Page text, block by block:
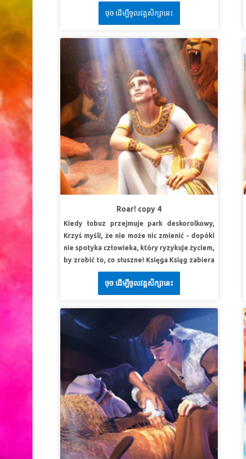
nam, syn jest nam dany i spocznie władza na jego
ramieniu, i nazwą go: Cudowny Doradca, Bóg
LEKCJA 3: DZIEL SIĘ BOŻYM DAREM
SuperPrawda:
Opowiem innym o Jezusie, darze
SuperWerset:
Tym zaś, którzy go przyjęli, dał
prawo stać się dziećmi Bożymi, tym, którzy
wierzą w imię Jego.Ew. Jana 1:12 (BW)
— wraz z mamą Krzysia, Martą — do Jerozolimy,
gdzie spotykają Marię i jej Syna, Jezusa. Bądź
świadkiem posłuszeństwa i cierpienia, które
doprowadziły Jezusa na krzyż, i potężnej mocy
Boga Ojca, który wskrzesił Go z martwych! Dzieci
uczą się, czym naprawdę jest miłość i
poświęcenie. Uwaga: Aby zachować zgodność z
Biblią, filmy w tym kursie przedstawiają cierpienie
i śmierć Jezusa na krzyżu. Pamiętaj, aby wcześniej
obejrzeć filmy, ponieważ ta scena może być zbyt
intensywna dla niektórych dzieci. Staraliśmy się
przedstawić tę historię w jak najbardziej dokładny
i delikatny sposób. Zwróć uwagę, że Skrócona
historia biblijna, film 4, nie jest tak intensywna.
LEKCJA 1: JEZUS ODPUSZCZA MOJE
GRZECHY
Jezus kocha mnie tak bardzo, że
poświęcił Swoje życie i przebaczył mi moje
grzechy.
SuperWerset:
„Albowiem tak Bóg umiłował
świat, że Syna swego jednorodzonego dał, aby
Ewangelia Jana 3:16 (BW)
LEKCJA 2: NIESAMOWITY BOŻY PLAN
SuperPrawda:
Jezus wypełnił Boży plan
zbawienia, umierając na krzyżu.
SuperWerset:„Przebodli ręce i nogi moje”.
LEKCJA 3: ŚWIĘTUJ
ZMARTWYCHWSTANIE
SuperPrawda:Będę świętować
zmartwychwstanie Jezusa i dzielić się Dobrą
Nowiną z innymi.
SuperWerset:„Żeby poznać Go i doznać mocy
zmartwychwstania Jego”.List do Filipian 3:10a
ចុច ដើម្បីចូលវគ្គសិក្សានេះ
Roar! copy 4
Kiedy łobuz przejmuje park deskorolkowy,
Krzyś myśli, że nie może nic zmienić - dopóki
nie spotyka człowieka, który ryzykuje życiem,
by zrobić to, co słuszne! Księga Ksiąg zabiera
Krzysia, Olę i Gizmo na spotkanie z Danielem
w Babilonie — gdzie zazdrośni rywale planują
zakończyć jego życie. Bądź świadkiem
prawdziwej odwagi w działaniu i odkryj, jak
wiara w Boga daje nam moc do czynienia
tego, co słuszne. Dzieci uczą się, że nawet
jaskinia lwów nie może się równać z ochroną
LEKCJA 1: BÓG ODPOWIADA NA
MODLITWĘ
SuperPrawda:Bóg odpowiada na moje
modlitwy.
SuperWerset:Wołaj do mnie, a odpowiem ci i
oznajmię ci rzeczy wielkie i niedostępne, o
których nie wiesz! Księga Jeremiasza 33:3
ចុច ដើម្បីចូលវគ្គសិក្សានេះ